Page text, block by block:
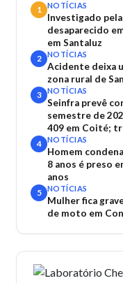
1 NOTÍCIAS
Investigado
desaparecido
em Santaluz
2 NOTÍCIAS
Acidente deixa
zona rural de
3 NOTÍCIAS
Seinfra prevê
semestre de
409 em Coité;
acidentes
4 NOTÍCIAS
Homem
8 anos é preso
anos
5 NOTÍCIAS
Mulher fica
de moto em